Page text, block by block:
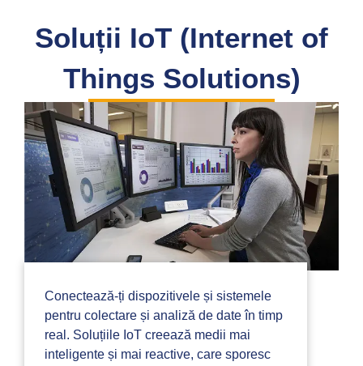
Soluții IoT (Internet of
Things Solutions)
Conectează-ți dispozitivele și sistemele
pentru colectare și analiză de date în timp
real. Soluțiile IoT creează medii mai
inteligente și mai reactive, care sporesc